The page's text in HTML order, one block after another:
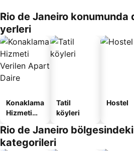
Rio de Janeiro konumunda
yerleri
Konaklama
Hizmeti
Apart
Daire
Tatil
köyleri
Hostel
Rio de Janeiro
kategorileri